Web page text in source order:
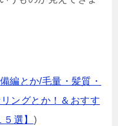
編とか/毛量・髪質・
ングとか！＆おすす
選】 )